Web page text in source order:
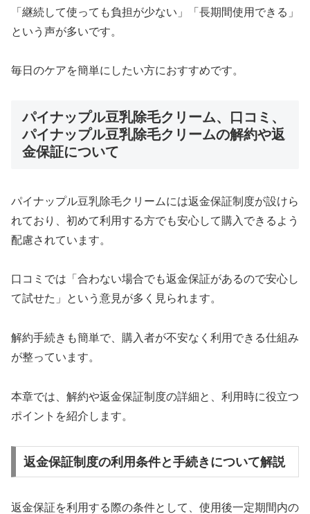
「継続して使っても負担が少ない」「長期間使用できる」
という声が多いです。
毎日のケアを簡単にしたい方におすすめです。
パイナップル豆乳除毛クリーム、口コミ、
パイナップル豆乳除毛クリームの解約や返
金保証について
パイナップル豆乳除毛クリームには返金保証制度が設けら
れており、初めて利用する方でも安心して購入できるよう
配慮されています。
口コミでは「合わない場合でも返金保証があるので安心し
て試せた」という意見が多く見られます。
解約手続きも簡単で、購入者が不安なく利用できる仕組み
が整っています。
本章では、解約や返金保証制度の詳細と、利用時に役立つ
ポイントを紹介します。
返金保証制度の利用条件と手続きについて解説
返金保証を利用する際の条件として、使用後一定期間内の